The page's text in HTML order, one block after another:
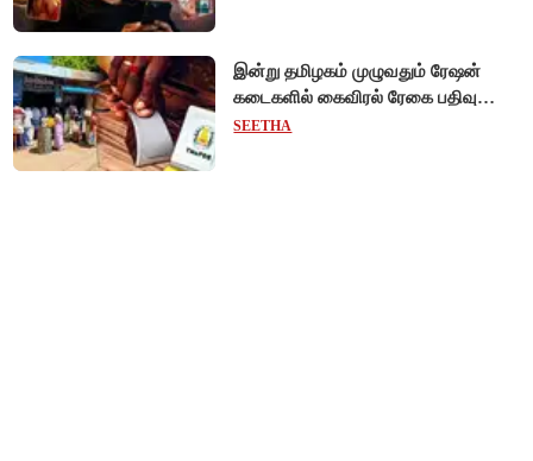
இன்று தமிழகம் முழுவதும் ரேஷன்
கடைகளில் கைவிரல் ரேகை பதிவு
சிறப்பு முகாம்!
SEETHA